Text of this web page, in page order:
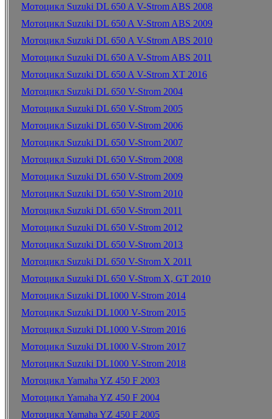
Мотоцикл Suzuki DL 650 A V-Strom ABS 2008
Мотоцикл Suzuki DL 650 A V-Strom ABS 2009
Мотоцикл Suzuki DL 650 A V-Strom ABS 2010
Мотоцикл Suzuki DL 650 A V-Strom ABS 2011
Мотоцикл Suzuki DL 650 A V-Strom XT 2016
Мотоцикл Suzuki DL 650 V-Strom 2004
Мотоцикл Suzuki DL 650 V-Strom 2005
Мотоцикл Suzuki DL 650 V-Strom 2006
Мотоцикл Suzuki DL 650 V-Strom 2007
Мотоцикл Suzuki DL 650 V-Strom 2008
Мотоцикл Suzuki DL 650 V-Strom 2009
Мотоцикл Suzuki DL 650 V-Strom 2010
Мотоцикл Suzuki DL 650 V-Strom 2011
Мотоцикл Suzuki DL 650 V-Strom 2012
Мотоцикл Suzuki DL 650 V-Strom 2013
Мотоцикл Suzuki DL 650 V-Strom X 2011
Мотоцикл Suzuki DL 650 V-Strom X, GT 2010
Мотоцикл Suzuki DL1000 V-Strom 2014
Мотоцикл Suzuki DL1000 V-Strom 2015
Мотоцикл Suzuki DL1000 V-Strom 2016
Мотоцикл Suzuki DL1000 V-Strom 2017
Мотоцикл Suzuki DL1000 V-Strom 2018
Мотоцикл Yamaha YZ 450 F 2003
Мотоцикл Yamaha YZ 450 F 2004
Мотоцикл Yamaha YZ 450 F 2005